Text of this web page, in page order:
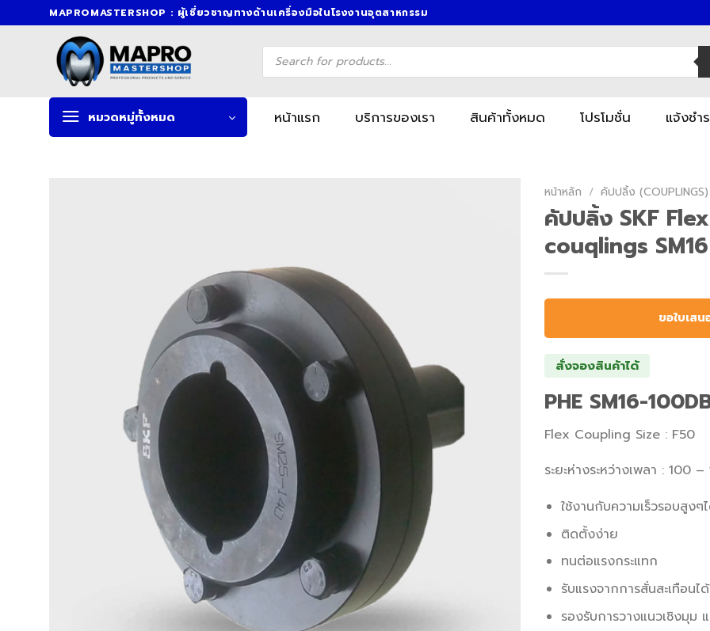
to
MAPROMASTERSHOP : ผู้เชี่ยวชาญทางด้านเครื่องมือในโรงงานอุตสาหกรรม
Products
search
หมวดหมู่ทั้งหมด หน้าแรก บริการของเรา สินค้าทั้งหมด โปรโมชั่น แจ้งชำ
หน้าหลัก / คัปปลิ้ง (COUPLINGS)
คัปปลิ้ง SKF
couqlings SM16
ขอใบเสน
สั่งจองสินค้าได้
PHE SM16-
Flex Coupling Size : F50
ระยะห่างระหว่างเพลา : 100 –
ใช้งานกับความเร็วรอบสูงๆ
ติดตั้งง่าย
ทนต่อแรงกระแทก
รับแรงจากการสั่นสะเทือนได้
รองรับการวางแนวเชิงมุม